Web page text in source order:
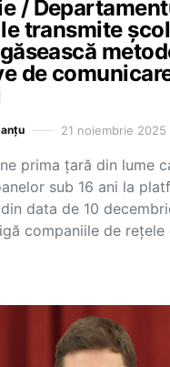
/
transmite
de
21 noiembrie 2025
prima țară din lume
sub 16 ani la
data de 10
companiile de